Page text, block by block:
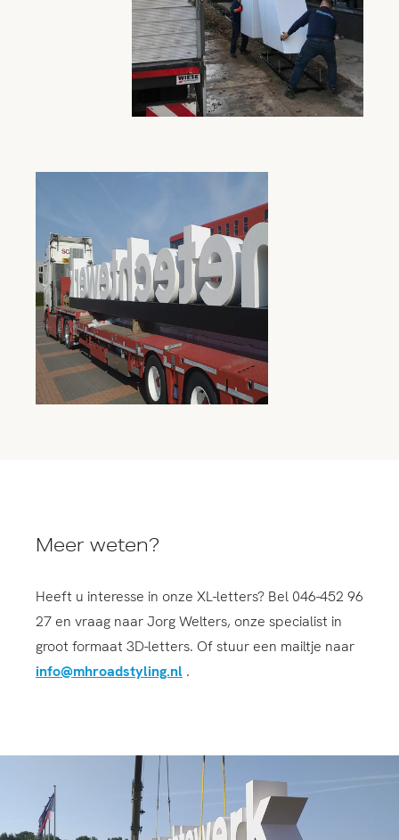
Meer weten?
Heeft u interesse in onze XL-letters? Bel 046-452 96
27 en vraag naar Jorg Welters, onze specialist in
groot formaat 3D-letters. Of stuur een mailtje naar
info@mhroadstyling.nl .